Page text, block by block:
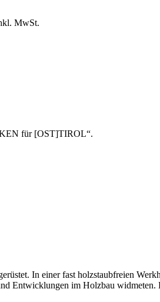
MwSt.
für [OST]TIROL“.
In einer fast holzstaubfreien
Entwicklungen im Holzbau